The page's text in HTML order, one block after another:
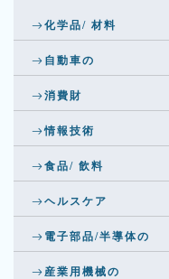
化学品/ 材料
自動車の
消費財
情報技術
食品/ 飲料
ヘルスケア
電子部品/半導体の
産業用機械の